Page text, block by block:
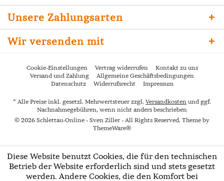
Unsere Zahlungsarten
Wir versenden mit
Cookie-Einstellungen Vertrag widerrufen
Kontakt zu uns
Versand und Zahlung
Allgemeine Geschäftsbedingungen
Datenschutz
Widerrufsrecht Impressum
* Alle Preise inkl. gesetzl. Mehrwertsteuer zzgl. Versandkosten und ggf.
Nachnahmegebühren, wenn nicht anders beschrieben
© 2026 Schlettau-Online - Sven Ziller - All Rights Reserved. Theme by
ThemeWare®
Diese Website benutzt Cookies, die für den technischen
Betrieb der Website erforderlich sind und stets gesetzt
werden. Andere Cookies, die den Komfort bei